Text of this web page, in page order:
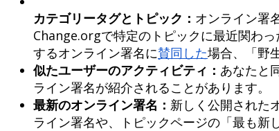
カテゴリ ータグと ト ピック ： オンラ イ ン署
Change.orgで特定の ト ピッ クに最近関わっ
するオンラ イ ン署名に賛同 した場合、 「野
似たユーザーのアクティ ビティ ： あなた と
ラ イ ン署名が紹介されるこ と があ り ます。
最新のオンライン署名 ： 新し く 公開された
ラ イ ン署名や、 ト ピッ クページの 「最も新